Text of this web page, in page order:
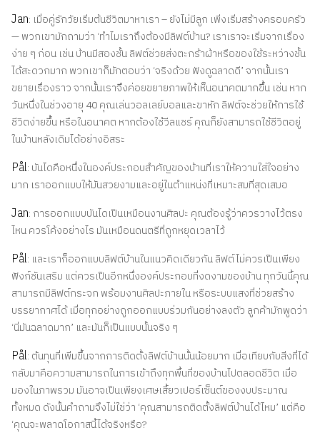
Jan: เมื่อคู่รักวัยเริ่มต้นชีวิตมาหาเรา – ยังไม่มีลูก เพิ่งเริ่มสร้างครอบครัว
— พวกเขามักถามว่า ‘ทำไมเราถึงต้องมีลิฟต์บ้าน? เราเราจะเริ่มจากเรื่อง
ง่าย ๆ ก่อน เช่น บ้านมีสองชั้น ลิฟต์ช่วยส่งตะกร้าผ้าหรือของใช้ระหว่างชั้น
ได้สะดวกมาก พวกเขาก็มักตอบว่า ‘จริงด้วย ฟังดูฉลาดดี’ จากนั้นเรา
ขยายเรื่องราว จากนั้นเราจึงค่อยขยายภาพให้เห็นอนาคตมากขึ้น เช่น หาก
วันหนึ่งในช่วงอายุ 40 คุณเล่นวอลเลย์บอลและขาหัก ลิฟต์จะช่วยให้การใช้
ชีวิตง่ายขึ้น หรือในอนาคต หากต้องใช้วีลแชร์ คุณก็ยังสามารถใช้ชีวิตอยู่
ในบ้านหลังเดิมได้อย่างอิสระ
Pål: บันไดคือหนึ่งในองค์ประกอบสำคัญของบ้านที่เราให้ความใส่ใจอย่าง
มาก เราออกแบบให้มันสวยงามและอยู่ในตำแหน่งที่เหมาะสมที่สุดเสมอ
Jan: การออกแบบบันไดเป็นเหมือนงานศิลปะ คุณต้องรู้ว่าควรวางไว้ตรง
ไหน ควรโค้งอย่างไร มันเหมือนดนตรีที่ถูกหยุดเวลาไว้
Pål: และเราก็ออกแบบลิฟต์บ้านในแนวคิดเดียวกัน ลิฟต์ไม่ควรเป็นเพียง
ฟังก์ชันเสริม แต่ควรเป็นอีกหนึ่งองค์ประกอบที่งดงามของบ้าน ทุกวันนี้คุณ
สามารถมีลิฟต์กระจก พร้อมงานศิลปะภายใน หรือระบบแสงที่ช่วยสร้าง
บรรยากาศได้ เมื่อทุกอย่างถูกออกแบบร่วมกันอย่างลงตัว ลูกค้ามักพูดว่า
‘นี่มันฉลาดมาก’ และมันก็เป็นแบบนั้นจริง ๆ
Pål: ต้นทุนที่เพิ่มขึ้นจากการติดตั้งลิฟต์บ้านนั้นน้อยมาก เมื่อเทียบกับสิ่งที่ได้
กลับมาคือความสามารถในการเข้าถึงทุกพื้นที่ของบ้านไปตลอดชีวิต เมื่อ
มองในภาพรวม มันอาจเป็นเพียงเศษเสี้ยวเปอร์เซ็นต์ของงบประมาณ
ทั้งหมด ดังนั้นคำถามจึงไม่ใช่ว่า ‘คุณสามารถติดตั้งลิฟต์บ้านได้ไหม’ แต่คือ
‘คุณจะพลาดโอกาสนี้ได้จริงหรือ?